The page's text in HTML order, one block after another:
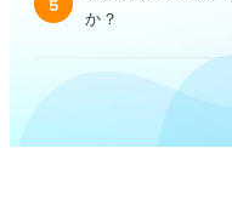
5
か？